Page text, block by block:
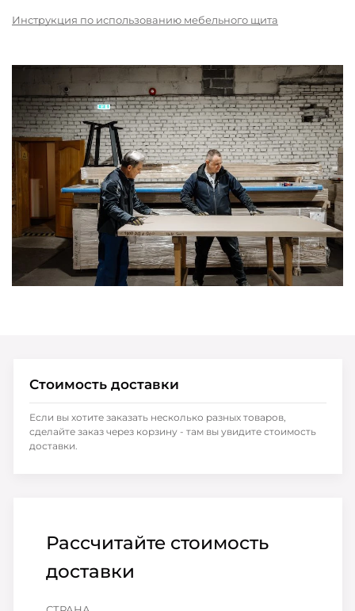
Инструкция по использованию мебельного щита
Рассчитайте стоимость
доставки
Стоимость доставки
Если вы хотите заказать несколько разных товаров,
сделайте заказ через корзину - там вы увидите стоимость
доставки.